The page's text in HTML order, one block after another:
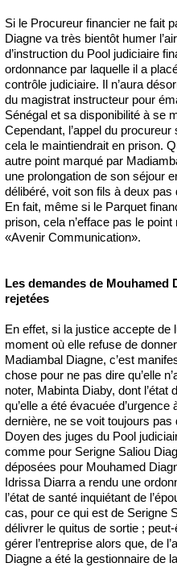
Si le Procureur financier ne fait
Diagne va très bientôt humer
d’instruction du Pool judiciaire
ordonnance par laquelle il a
contrôle judiciaire. Il n’aura
du magistrat instructeur pour
Sénégal et sa disponibilité à se
Cependant, l’appel du
cela le maintiendrait en prison.
autre point marqué par
une prolongation de son séjour
délibéré, voit son fils à deux
En fait, même si le Parquet
prison, cela n’efface pas le
«Avenir Communication».
Les demandes de Mouhamed
rejetées
En effet, si la justice accepte de
moment où elle refuse de
Madiambal Diagne, c’est
chose pour ne pas dire qu’elle
noter, Mabinta Diaby, dont l’état
qu’elle a été évacuée
dernière, ne se voit toujours
Doyen des juges du Pool
comme pour Serigne Saliou
déposées pour Mouhamed
Idrissa Diarra a rendu une
l’état de santé inquiétant de
cas, pour ce qui est de Serigne
délivrer le quitus de sortie ;
gérer l’entreprise alors que, de
Diagne a été la gestionnaire de